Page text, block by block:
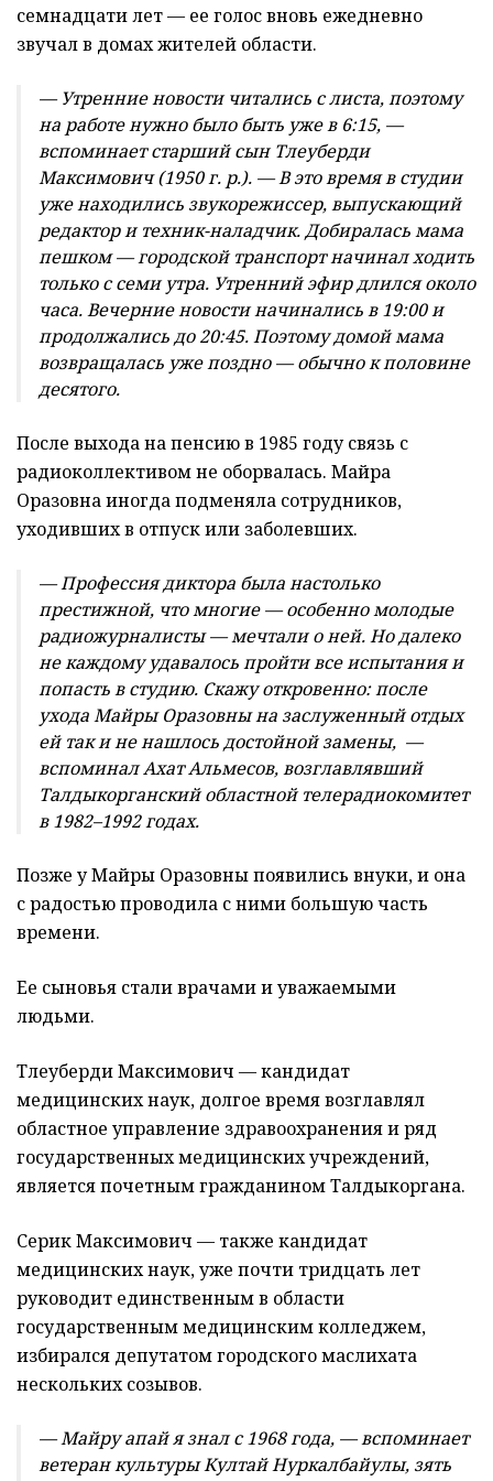
семнадцати лет — ее голос вновь ежедневно
звучал в домах жителей области.
— Утренние новости читались с листа, поэтому
на работе нужно было быть уже в 6:15, —
вспоминает старший сын Тлеуберди
Максимович (1950 г. р.). — В это время в студии
уже находились звукорежиссер, выпускающий
редактор и техник-наладчик. Добиралась мама
пешком — городской транспорт начинал ходить
только с семи утра. Утренний эфир длился около
часа. Вечерние новости начинались в 19:00 и
продолжались до 20:45. Поэтому домой мама
возвращалась уже поздно — обычно к половине
десятого.
После выхода на пенсию в 1985 году связь с
радиоколлективом не оборвалась. Майра
Оразовна иногда подменяла сотрудников,
уходивших в отпуск или заболевших.
— Профессия диктора была настолько
престижной, что многие — особенно молодые
радиожурналисты — мечтали о ней. Но далеко
не каждому удавалось пройти все испытания и
попасть в студию. Скажу откровенно: после
ухода Майры Оразовны на заслуженный отдых
ей так и не нашлось достойной замены, —
вспоминал Ахат Альмесов, возглавлявший
Талдыкорганский областной телерадиокомитет
в 1982–1992 годах.
Позже у Майры Оразовны появились внуки, и она
с радостью проводила с ними большую часть
времени.
Ее сыновья стали врачами и уважаемыми
людьми.
Тлеуберди Максимович — кандидат
медицинских наук, долгое время возглавлял
областное управление здравоохранения и ряд
государственных медицинских учреждений,
является почетным гражданином Талдыкоргана.
Серик Максимович — также кандидат
медицинских наук, уже почти тридцать лет
руководит единственным в области
государственным медицинским колледжем,
избирался депутатом городского маслихата
нескольких созывов.
— Майру апай я знал с 1968 года, — вспоминает
ветеран культуры Култай Нуркалбайулы, зять